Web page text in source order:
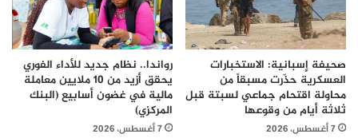
صحيفة إسبانية: الاستخبارات
العسكرية حذّرت مسبقاً من
محاولة اقتحام جماعي لسبتة قبل
ثلاثة أيام من وقوعها
7 أغسطس، 2026
رواندا.. نظام جديد للأداء الفوري
يحقق أزيد من 10 ملايين معاملة
مالية في غضون أسابيع (البنك
المركزي)
7 أغسطس، 2026